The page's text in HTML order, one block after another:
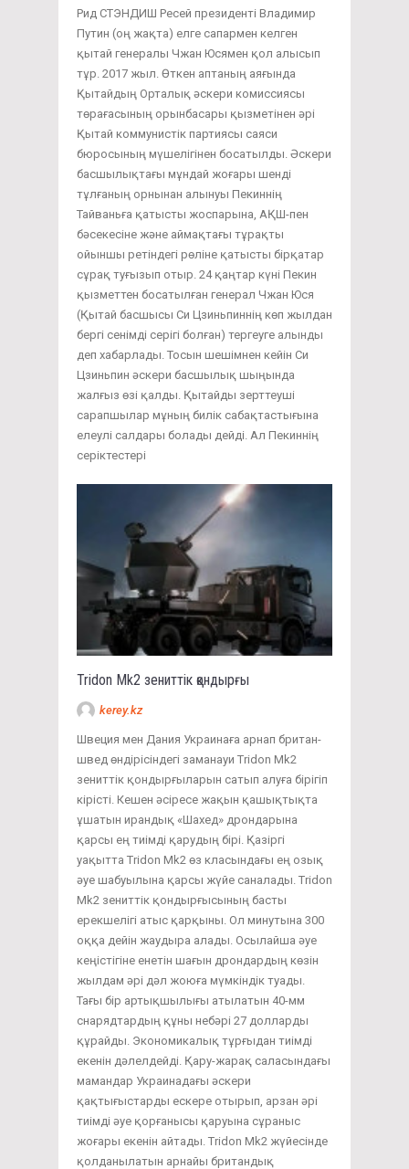
Рид СТЭНДИШ Ресей президенті Владимир
Путин (оң жақта) елге сапармен келген
қытай генералы Чжан Юсямен қол алысып
тұр. 2017 жыл. Өткен аптаның аяғында
Қытайдың Орталық әскери комиссиясы
төрағасының орынбасары қызметінен әрі
Қытай коммунистік партиясы саяси
бюросының мүшелігінен босатылды. Әскери
басшылықтағы мұндай жоғары шенді
тұлғаның орнынан алынуы Пекиннің
Тайваньға қатысты жоспарына, АҚШ-пен
бәсекесіне және аймақтағы тұрақты
ойыншы ретіндегі рөліне қатысты бірқатар
сұрақ туғызып отыр. 24 қаңтар күні Пекин
қызметтен босатылған генерал Чжан Юся
(Қытай басшысы Си Цзиньпиннің көп жылдан
бергі сенімді серігі болған) тергеуге алынды
деп хабарлады. Тосын шешімнен кейін Си
Цзиньпин әскери басшылық шыңында
жалғыз өзі қалды. Қытайды зерттеуші
сарапшылар мұның билік сабақтастығына
елеулі салдары болады дейді. Ал Пекиннің
серіктестері
Tridon Mk2 зениттік қондырғы
kerey.kz
Швеция мен Дания Украинаға арнап британ-
швед өндірісіндегі заманауи Tridon Mk2
зениттік қондырғыларын сатып алуға бірігіп
кірісті. Кешен әсіресе жақын қашықтықта
ұшатын ирандық «Шахед» дрондарына
қарсы ең тиімді қарудың бірі. Қазіргі
уақытта Tridon Mk2 өз класындағы ең озық
әуе шабуылына қарсы жүйе саналады. Tridon
Mk2 зениттік қондырғысының басты
ерекшелігі атыс қарқыны. Ол минутына 300
оққа дейін жаудыра алады. Осылайша әуе
кеңістігіне енетін шағын дрондардың көзін
жылдам әрі дәл жоюға мүмкіндік туады.
Тағы бір артықшылығы атылатын 40-мм
снарядтардың құны небәрі 27 долларды
құрайды. Экономикалық тұрғыдан тиімді
екенін дәлелдейді. Қару-жарақ саласындағы
мамандар Украинадағы әскери
қақтығыстарды ескере отырып, арзан әрі
тиімді әуе қорғанысы қаруына сұраныс
жоғары екенін айтады. Tridon Mk2 жүйесінде
қолданылатын арнайы британдық